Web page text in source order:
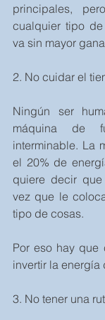
principales,
cualquier tipo
va sin mayor
2. No cuidar el
Ningún ser
máquina de
interminable. La
el 20% de
quiere decir
vez que le
tipo de cosas.
Por eso hay
invertir la energía
3. No tener una